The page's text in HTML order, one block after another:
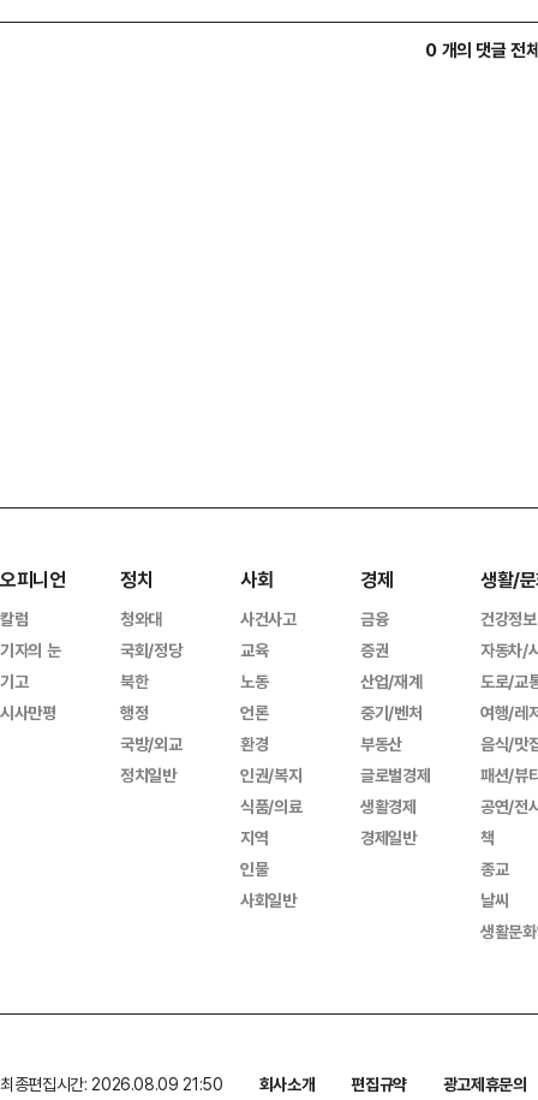
0 개의 댓글 전
오피니언
칼럼
기자의 눈
기고
시사만평
정치
청와대
국회/정당
북한
행정
국방/외교
정치일반
사회
사건사고
교육
노동
언론
환경
인권/복지
식품/의료
지역
인물
사회일반
경제
금융
증권
산업/재계
중기/벤처
부동산
글로벌경제
생활경제
경제일반
생활/
건강정보
자동차/
도로/교
여행/레
음식/맛
패션/뷰
공연/전
책
종교
날씨
생활문
최종편집시간: 2026.08.09 21:50 회사소개 편집규약
광고제휴문의